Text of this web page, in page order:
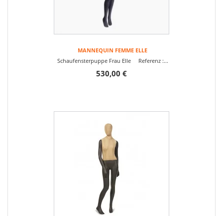
MANNEQUIN FEMME ELLE
Schaufensterpuppe Frau Elle Referenz :...
530,00 €